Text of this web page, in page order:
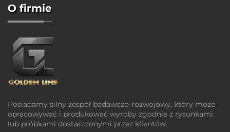
O firmie
Posiadamy silny zespół badawczo-rozwojowy, który może
opracowywać i produkować wyroby zgodnie z rysunkami
lub próbkami dostarczonymi przez klientów.